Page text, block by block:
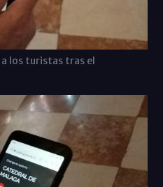
los turistas tras el